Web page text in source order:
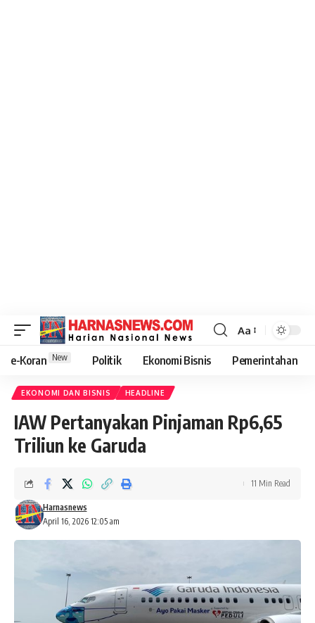
Aa
e-Koran New Politik Ekonomi Bisnis Pemerintahan
EKONOMI DAN BISNIS HEADLINE
IAW Pertanyakan Pinjaman Rp6,65
Triliun ke Garuda
April 16, 2026 12:05 am
Harnasnews
11 Min Read